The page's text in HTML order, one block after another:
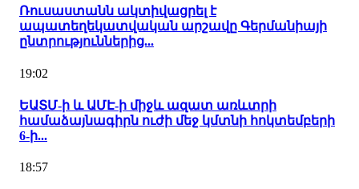
Ռուսաստանն ակտիվացրել է
ապատեղեկատվական արշավը Գերմանիայի
ընտրություններից...
19:02
ԵԱՏՄ-ի և ԱՄԷ-ի միջև ազատ առևտրի
համաձայնագիրն ուժի մեջ կմտնի հոկտեմբերի
6-ի...
18:57